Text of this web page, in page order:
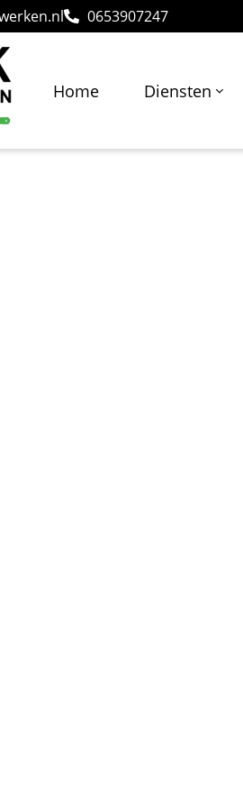
0653907247
Home Diensten